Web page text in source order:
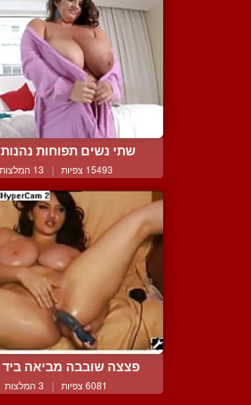
שתי נשים תפוחות
15493 צפיות | 13 המלצות
פצצה שובבה מביאה
6081 צפיות | 3 המלצות